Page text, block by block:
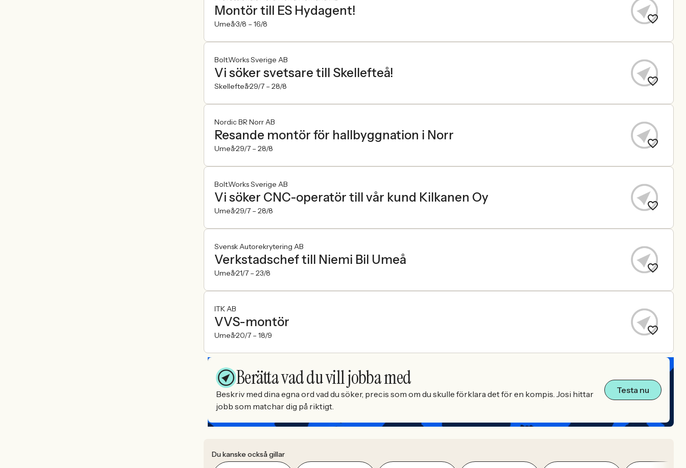
Montör till ES Hydagent!
Umeå3/8 – 16/8
Bolt.Works Sverige AB
Vi söker svetsare till Skellefteå!
Skellefteå29/7 – 28/8
Nordic BR Norr AB
Resande montör för hallbyggnation i Norr
Umeå29/7 – 28/8
Bolt.Works Sverige AB
Vi söker CNC-operatör till vår kund Kilkanen Oy
Umeå29/7 – 28/8
Svensk Autorekrytering AB
Verkstadschef till Niemi Bil Umeå
Umeå21/7 – 23/8
ITK AB
VVS-montör
Umeå20/7 – 18/9
Berätta vad du vill jobba med
Beskriv med dina egna ord vad du söker, precis som om du skulle förklara det för en kompis. Josi hittar
jobb som matchar dig på riktigt.
Testa nu
Du kanske också gillar